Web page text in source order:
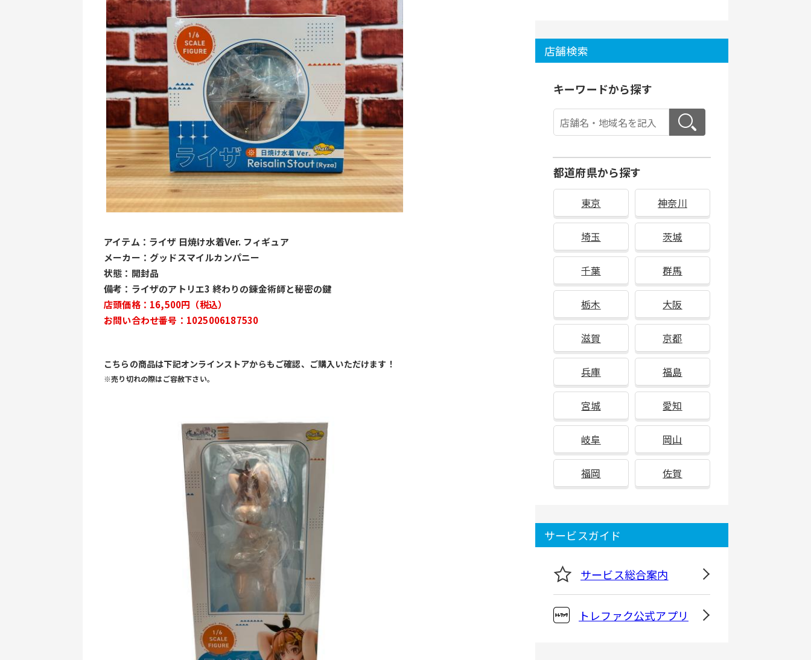
アイテム：ライザ 日焼け水着Ver. フィギュア
メーカー：グッドスマイルカンパニー
状態：開封品
備考：ライザのアトリエ3 終わりの錬金術師と秘密の鍵
店頭価格：16,500円（税込）
お問い合わせ番号：1025006187530
こちらの商品は下記オンラインストアからもご確認、ご購入いただけます！
※売り切れの際はご容赦下さい。
店舗検索
キーワードから探す
都道府県から探す
東京 神奈川
埼玉 茨城
千葉 群馬
栃木 大阪
滋賀 京都
兵庫 福島
宮城 愛知
岐阜 岡山
福岡 佐賀
サービスガイド
サービス総合案内
トレファク公式アプリ